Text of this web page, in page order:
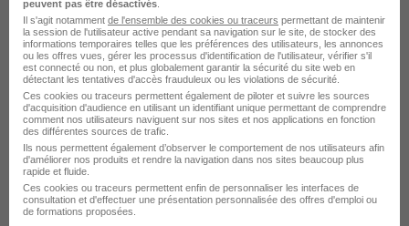
Stage dans le domaine Juridique
en France
Stage Paris Juridique
Stage Puteaux Juridique
Stage Montrouge Juridique
Stage Lyon Juridique
peuvent pas être désactivés
Il s'agit notamment de l'ensemble des cookies ou traceurs permettant de maintenir
la session de l'utilisateur active pendant sa navigation sur le site, de stocker des
informations temporaires telles que les préférences des utilisateurs, les annonces
ou les offres vues, gérer les processus d'identification de l'utilisateur, vérifier s'il
est connecté ou non, et plus globalement garantir la sécurité du site web en
détectant les tentatives d'accès frauduleux ou les violations de sécurité.
Ces cookies ou traceurs permettent également de piloter et suivre les sources
d'acquisition d'audience en utilisant un identifiant unique permettant de comprendre
comment nos utilisateurs naviguent sur nos sites et nos applications en fonction
des différentes sources de trafic.
Ils nous permettent également d’observer le comportement de nos utilisateurs afin
d'améliorer nos produits et rendre la navigation dans nos sites beaucoup plus
rapide et fluide.
Ces cookies ou traceurs permettent enfin de personnaliser les interfaces de
consultation et d'effectuer une présentation personnalisée des offres d'emploi ou
de formations proposées.